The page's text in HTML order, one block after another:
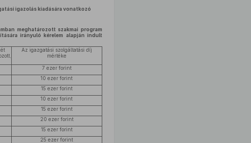
igazolás kiadására vonatkozó
meghatározott szakmai program
irányuló kérelem alapján indult
Az igazgatási szolgáltatási díj
mértéke
7 ezer forint
10 ezer forint
15 ezer forint
10 ezer forint
15 ezer forint
20 ezer forint
15 ezer forint
25 ezer forint